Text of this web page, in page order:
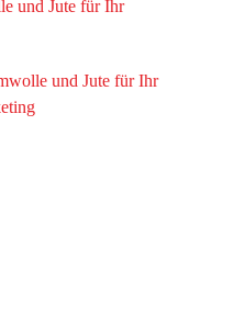
und Jute für Ihr